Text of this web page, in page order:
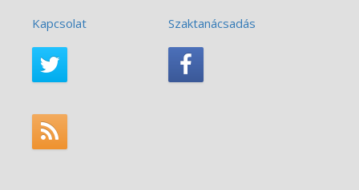
Kapcsolat
Szaktanácsadás